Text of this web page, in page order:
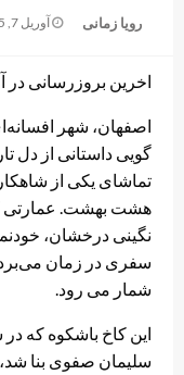
رویا زمانی
Posted
آوریل 7, 2025
اخرین بروزرسانی در آوریل 7,
اصفهان، شهر
گویی داستانی از دل
تماشای یکی از
هشت بهشت. عمارتی
نگینی درخشان،
سفری در زمان می‌برد
شمار می رود.
سلیمان صفوی بنا شد،